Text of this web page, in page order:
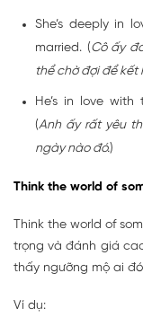
She’s deeply in
married. (Cô ấy
thể chờ đợi để kết
He’s in love
(Anh ấy rất yêu
ngày nào đó.)
Think the world of
Think the world of
trọng và đánh giá
thấy ngưỡng mộ ai
Ví dụ: